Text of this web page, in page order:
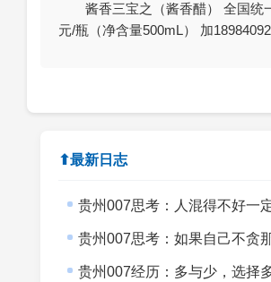
酱香三宝之（酱香醋） 全国统
元/瓶（净含量500mL） 加
⬆最新日志
贵州007思考：人混得不好一
贵州007思考：如果自己不贪那有的人生意义会不会
贵州007经历：多与少，选择多反